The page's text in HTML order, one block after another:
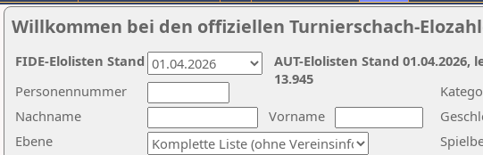
Willkommen bei den offiziellen Turnierschach-
Nachname
Vorname
Ebene
Personennummer
AUT-Elolisten Stand
13.945
FIDE-Elolisten Stand